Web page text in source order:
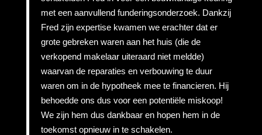
met een aanvullend funderingsonderzoek. Dankzij
Fred zijn expertise kwamen we erachter dat er
grote gebreken waren aan het huis (die de
verkopend makelaar uiteraard niet meldde)
waarvan de reparaties en verbouwing te duur
waren om in de hypotheek mee te financieren. Hij
behoedde ons dus voor een potentiële miskoop!
We zijn hem dus dankbaar en hopen hem in de
toekomst opnieuw in te schakelen.